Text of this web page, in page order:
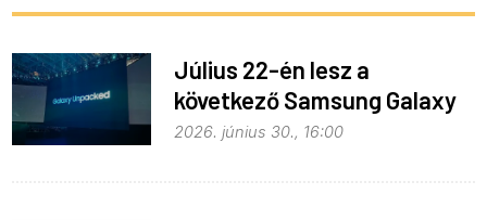
Július 22-én lesz a
következő Samsung Galaxy
Unpacked – ez várható
2026. június 30., 16:00